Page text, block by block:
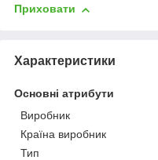
Приховати
Характеристики
Основні атрибути
Виробник
Країна виробник
Тип